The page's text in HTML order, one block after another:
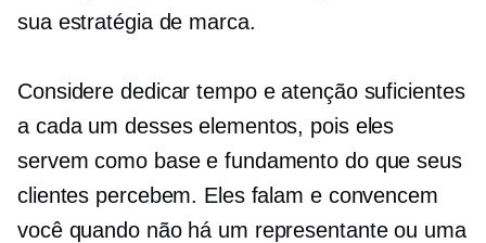
sua estratégia de marca.
Considere dedicar tempo e atenção suficientes
a cada um desses elementos, pois eles
servem como base e fundamento do que seus
clientes percebem. Eles falam e convencem
você quando não há um representante ou uma